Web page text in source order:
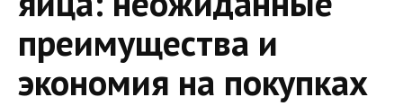
преимущества и
экономия на покупках